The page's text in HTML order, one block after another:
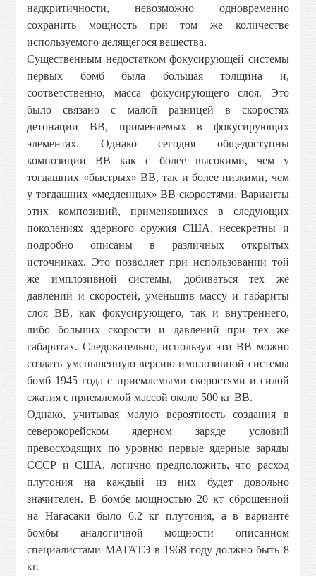
надкритичности, невозможно одновременно
сохранить мощность при том же количестве
используемого делящегося вещества.
Существенным недостатком фокусирующей системы
первых бомб была большая толщина и,
соответственно, масса фокусирующего слоя. Это
было связано с малой разницей в скоростях
детонации ВВ, применяемых в фокусирующих
элементах. Однако сегодня общедоступны
композиции ВВ как с более высокими, чем у
тогдашних «быстрых» ВВ, так и более низкими, чем
у тогдашних «медленных» ВВ скоростями. Варианты
этих композиций, применявшихся в следующих
поколениях ядерного оружия США, несекретны и
подробно описаны в различных открытых
источниках. Это позволяет при использовании той
же имплозивной системы, добиваться тех же
давлений и скоростей, уменьшив массу и габариты
слоя ВВ, как фокусирующего, так и внутреннего,
либо больших скорости и давлений при тех же
габаритах. Следовательно, используя эти ВВ можно
создать уменьшенную версию имплозивной системы
бомб 1945 года с приемлемыми скоростями и силой
сжатия с приемлемой массой около 500 кг ВВ.
Однако, учитывая малую вероятность создания в
северокорейском ядерном заряде условий
превосходящих по уровню первые ядерные заряды
СССР и США, логично предположить, что расход
плутония на каждый из них будет довольно
значителен. В бомбе мощностью 20 кт сброшенной
на Нагасаки было 6.2 кг плутония, а в варианте
бомбы аналогичной мощности описанном
специалистами МАГАТЭ в 1968 году должно быть 8
кг.